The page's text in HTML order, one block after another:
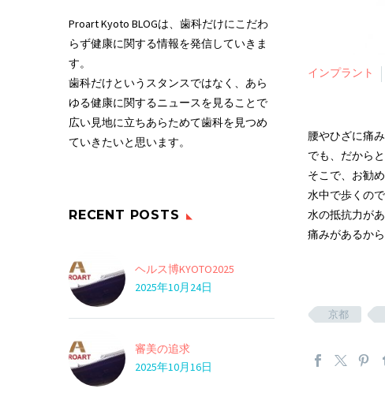
インプラント
腰やひざに痛
でも、だから
そこで、お勧
水中で歩くの
水の抵抗力が
痛みがあるか
京都
Proart Kyoto BLOGは、歯科だけにこだわ
らず健康に関する情報を発信していきま
す。
歯科だけというスタンスではなく、あら
ゆる健康に関するニュースを見ることで
広い見地に立ちあらためて歯科を見つめ
ていきたいと思います。
RECENT POSTS
ヘルス博KYOTO2025
2025年10月24日
審美の追求
2025年10月16日